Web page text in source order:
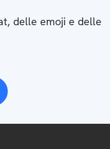
delle emoji e delle